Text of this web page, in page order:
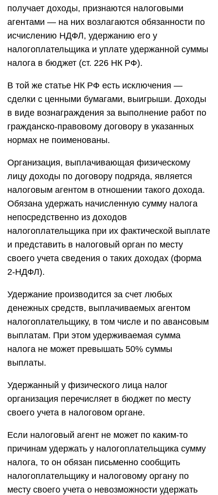
получает доходы, признаются налоговыми
агентами — на них возлагаются обязанности по
исчислению НДФЛ, удержанию его у
налогоплательщика и уплате удержанной суммы
налога в бюджет (ст. 226 НК РФ).
В той же статье НК РФ есть исключения —
сделки с ценными бумагами, выигрыши. Доходы
в виде вознаграждения за выполнение работ по
гражданско-правовому договору в указанных
нормах не поименованы.
Организация, выплачивающая физическому
лицу доходы по договору подряда, является
налоговым агентом в отношении такого дохода.
Обязана удержать начисленную сумму налога
непосредственно из доходов
налогоплательщика при их фактической выплате
и представить в налоговый орган по месту
своего учета сведения о таких доходах (форма
2-НДФЛ).
Удержание производится за счет любых
денежных средств, выплачиваемых агентом
налогоплательщику, в том числе и по авансовым
выплатам. При этом удерживаемая сумма
налога не может превышать 50% суммы
выплаты.
Удержанный у физического лица налог
организация перечисляет в бюджет по месту
своего учета в налоговом органе.
Если налоговый агент не может по каким-то
причинам удержать у налогоплательщика сумму
налога, то он обязан письменно сообщить
налогоплательщику и налоговому органу по
месту своего учета о невозможности удержать